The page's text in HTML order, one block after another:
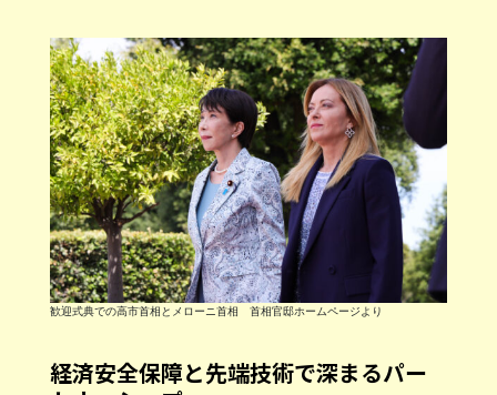
歓迎式典での高市首相とメローニ首相 首相官邸ホームページより
経済安全保障と先端技術で深まるパー